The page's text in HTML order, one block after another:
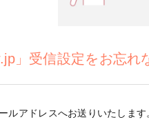
」受信設定をお忘れ
ルアドレスへお送りいたしま